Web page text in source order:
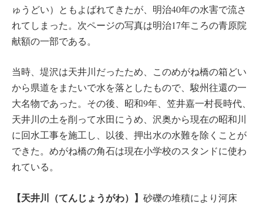
ゅうどい）ともよばれてきたが、明治40年の水害で流さ
れてしまった。次ページの写真は明治17年ころの青原院
献額の一部である。
当時、堤沢は天井川だったため、このめがね橋の箱どい
から県道をまたいで水を落としたもので、駿州往還の一
大名物であった。その後、昭和9年、笠井嘉一村長時代、
天井川の土を削って水田にうめ、沢奥から現在の昭和川
に回水工事を施工し、以後、押出水の水難を除くことが
できた。めがね橋の角石は現在小学校のスタンドに使わ
れている。
【天井川（てんじょうがわ）】 砂礫の堆積により河床